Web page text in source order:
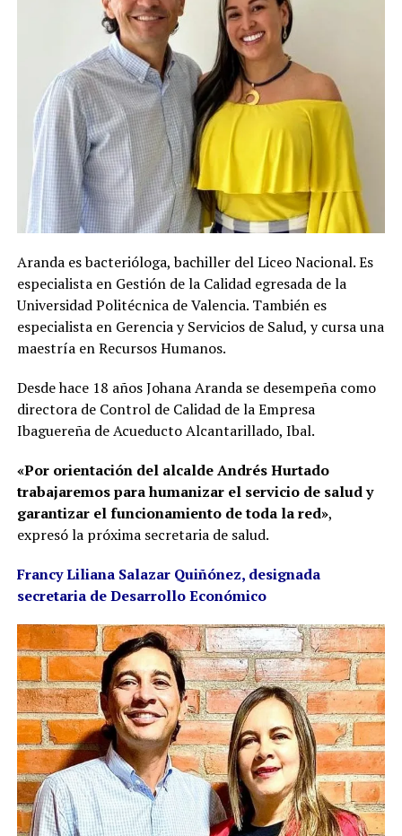
Aranda es bacterióloga, bachiller del Liceo Nacional. Es
especialista en Gestión de la Calidad egresada de la
Universidad Politécnica de Valencia. También es
especialista en Gerencia y Servicios de Salud, y cursa una
maestría en Recursos Humanos.
Desde hace 18 años Johana Aranda se desempeña como
directora de Control de Calidad de la Empresa
Ibaguereña de Acueducto Alcantarillado, Ibal.
«Por orientación del alcalde Andrés Hurtado
trabajaremos para humanizar el servicio de salud y
garantizar el funcionamiento de toda la red»,
expresó la próxima secretaria de salud.
Francy Liliana Salazar Quiñónez, designada
secretaria de Desarrollo Económico